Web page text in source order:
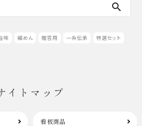
search
味 細めん 贈答用 一糸伝承 特選セット
イトマップ
看板商品